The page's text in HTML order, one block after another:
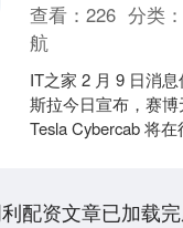
查看：226 分类
航
IT之家 2 月 9 日消
斯拉今日宣布，赛
Tesla Cybercab 将
配资文章已加载